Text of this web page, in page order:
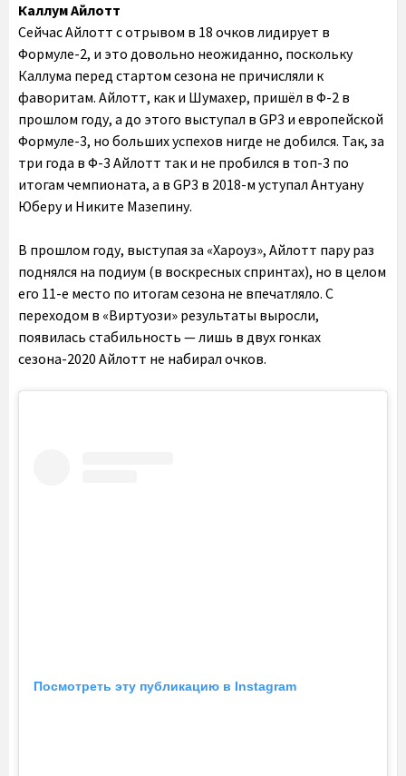
Каллум Айлотт
Сейчас Айлотт с отрывом в 18 очков лидирует в
Формуле-2, и это довольно неожиданно, поскольку
Каллума перед стартом сезона не причисляли к
фаворитам. Айлотт, как и Шумахер, пришёл в Ф-2 в
прошлом году, а до этого выступал в GP3 и европейской
Формуле-3, но больших успехов нигде не добился. Так, за
три года в Ф-3 Айлотт так и не пробился в топ-3 по
итогам чемпионата, а в GP3 в 2018-м уступал Антуану
Юберу и Никите Мазепину.
В прошлом году, выступая за «Хароуз», Айлотт пару раз
поднялся на подиум (в воскресных спринтах), но в целом
его 11-е место по итогам сезона не впечатляло. С
переходом в «Виртуози» результаты выросли,
появилась стабильность — лишь в двух гонках
сезона-2020 Айлотт не набирал очков.
Посмотреть эту публикацию в Instagram